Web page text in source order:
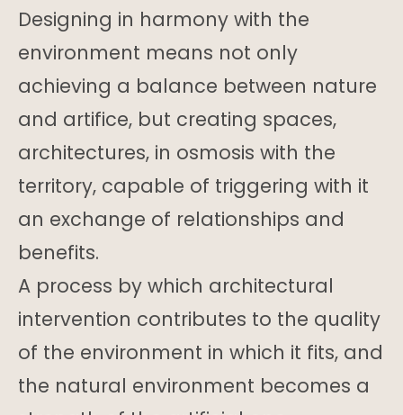
Designing in harmony with the
environment means not only
achieving a balance between nature
and artifice, but creating spaces,
architectures, in osmosis with the
territory, capable of triggering with it
an exchange of relationships and
benefits.
A process by which architectural
intervention contributes to the quality
of the environment in which it fits, and
the natural environment becomes a